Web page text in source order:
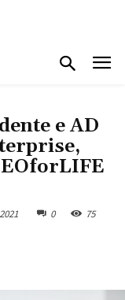
e AD
0 75